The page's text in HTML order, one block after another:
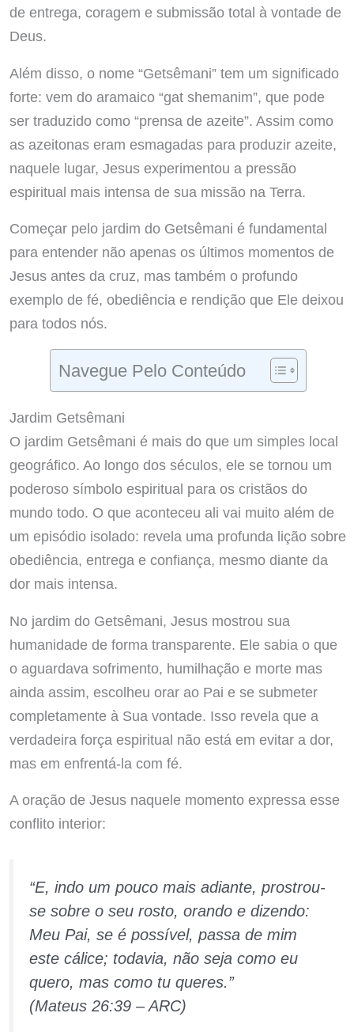
de entrega, coragem e submissão total à vontade de
Deus.
Além disso, o nome “Getsêmani” tem um significado
forte: vem do aramaico “gat shemanim”, que pode
ser traduzido como “prensa de azeite”. Assim como
as azeitonas eram esmagadas para produzir azeite,
naquele lugar, Jesus experimentou a pressão
espiritual mais intensa de sua missão na Terra.
Começar pelo jardim do Getsêmani é fundamental
para entender não apenas os últimos momentos de
Jesus antes da cruz, mas também o profundo
exemplo de fé, obediência e rendição que Ele deixou
para todos nós.
Navegue Pelo Conteúdo
Jardim Getsêmani
O jardim Getsêmani é mais do que um simples local
geográfico. Ao longo dos séculos, ele se tornou um
poderoso símbolo espiritual para os cristãos do
mundo todo. O que aconteceu ali vai muito além de
um episódio isolado: revela uma profunda lição sobre
obediência, entrega e confiança, mesmo diante da
dor mais intensa.
No jardim do Getsêmani, Jesus mostrou sua
humanidade de forma transparente. Ele sabia o que
o aguardava sofrimento, humilhação e morte mas
ainda assim, escolheu orar ao Pai e se submeter
completamente à Sua vontade. Isso revela que a
verdadeira força espiritual não está em evitar a dor,
mas em enfrentá-la com fé.
A oração de Jesus naquele momento expressa esse
conflito interior:
“E, indo um pouco mais adiante, prostrou-
se sobre o seu rosto, orando e dizendo:
Meu Pai, se é possível, passa de mim
este cálice; todavia, não seja como eu
quero, mas como tu queres.”
(Mateus 26:39 – ARC)